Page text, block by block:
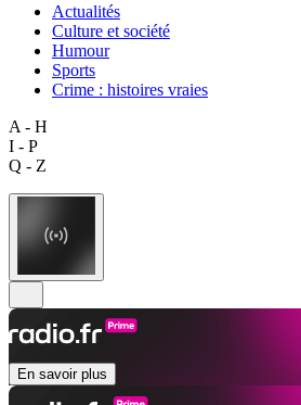
Actualités
Culture et société
Humour
Sports
Crime : histoires vraies
A - H
I - P
Q - Z
En savoir plus